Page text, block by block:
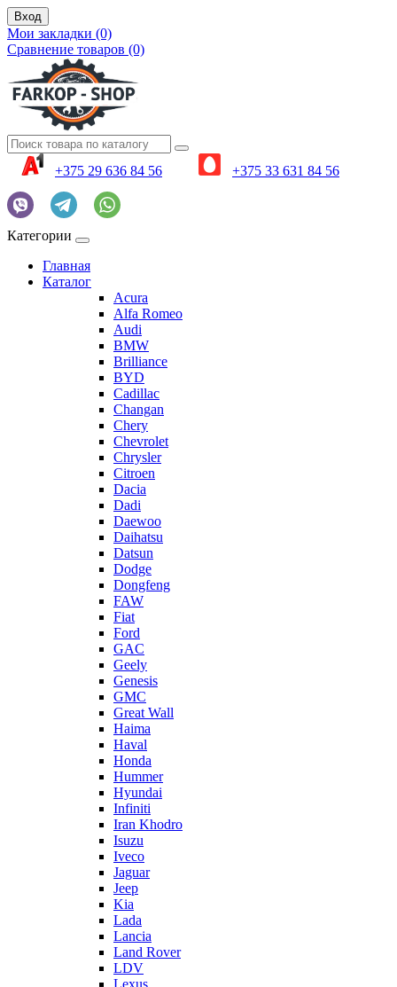
Вход
Мои закладки (0)
Сравнение товаров (0)
+375 29 636 84 56 +375 33 631 84 56
Категории
Главная
Каталог
Acura
Alfa Romeo
Audi
BMW
Brilliance
BYD
Cadillac
Changan
Chery
Chevrolet
Chrysler
Citroen
Dacia
Dadi
Daewoo
Daihatsu
Datsun
Dodge
Dongfeng
FAW
Fiat
Ford
GAC
Geely
Genesis
GMC
Great Wall
Haima
Haval
Honda
Hummer
Hyundai
Infiniti
Iran Khodro
Isuzu
Iveco
Jaguar
Jeep
Kia
Lada
Lancia
Land Rover
LDV